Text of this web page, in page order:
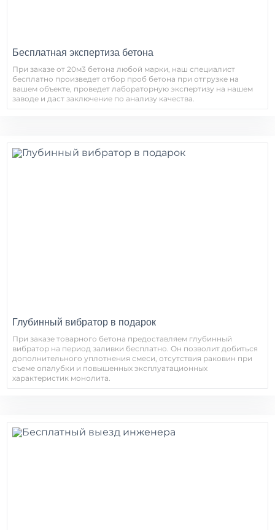
Бесплатная экспертиза бетона
При заказе от 20м3 бетона любой марки, наш специалист
бесплатно произведет отбор проб бетона при отгрузке на
вашем объекте, проведет лабораторную экспертизу на нашем
заводе и даст заключение по анализу качества.
Глубинный вибратор в подарок
При заказе товарного бетона предоставляем глубинный
вибратор на период заливки бесплатно. Он позволит добиться
дополнительного уплотнения смеси, отсутствия раковин при
съеме опалубки и повышенных эксплуатационных
характеристик монолита.